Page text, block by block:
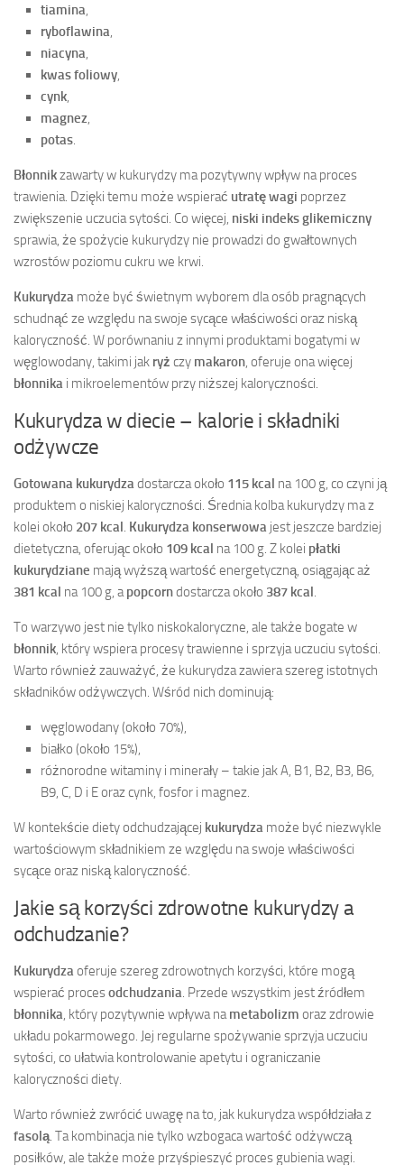
tiamina
ryboflawina
niacyna
kwas foliowy
cynk
magnez
potas
Błonnikzawarty w kukurydzy ma pozytywny wpływ na proces
trawienia. Dzięki temu może wspierać utratę wagi poprzez
zwiększenie uczucia sytości. Co więcej, niski indeks glikemiczny
sprawia, że spożycie kukurydzy nie prowadzi do gwałtownych
wzrostów poziomu cukru we krwi.
Kukurydza może być świetnym wyborem dla osób pragnących
schudnąć ze względu na swoje sycące właściwości oraz niską
kaloryczność. W porównaniu z innymi produktami bogatymi w
węglowodany, takimi jak ryż czy makaron , oferuje ona więcej
błonnika i mikroelementów przy niższej kaloryczności.
Kukurydza w diecie – kalorie i składniki
odżywcze
Gotowana kukurydza dostarcza około 115 kcal na 100 g, co czyni ją
produktem o niskiej kaloryczności. Średnia kolba kukurydzy ma z
kolei około 207 kcal Kukurydza konserwowa jest jeszcze bardziej
dietetyczna, oferując około 109 kcal na 100 g. Z kolei płatki
kukurydziane mają wyższą wartość energetyczną, osiągając aż
381 kcal na 100 g, a popcorndostarcza około 387 kcal
To warzywo jest nie tylko niskokaloryczne, ale także bogate w
błonnik , który wspiera procesy trawienne i sprzyja uczuciu sytości.
Warto również zauważyć, że kukurydza zawiera szereg istotnych
składników odżywczych. Wśród nich dominują:
węglowodany (około 70%),
białko (około 15%),
różnorodne witaminy i minerały – takie jak A, B1, B2, B3, B6,
B9, C, D i E oraz cynk, fosfor i magnez.
W kontekście diety odchudzającej kukurydza może być niezwykle
wartościowym składnikiem ze względu na swoje właściwości
sycące oraz niską kaloryczność.
Jakie są korzyści zdrowotne kukurydzy a
odchudzanie?
Kukurydza oferuje szereg zdrowotnych korzyści, które mogą
wspierać procesodchudzania . Przede wszystkim jest źródłem
błonnika , który pozytywnie wpływa na metabolizm oraz zdrowie
układu pokarmowego. Jej regularne spożywanie sprzyja uczuciu
sytości, co ułatwia kontrolowanie apetytu i ograniczanie
kaloryczności diety.
Warto również zwrócić uwagę na to, jak kukurydza współdziała z
fasolą . Ta kombinacja nie tylko wzbogaca wartość odżywczą
posiłków, ale także może przyśpieszyć proces gubienia wagi.